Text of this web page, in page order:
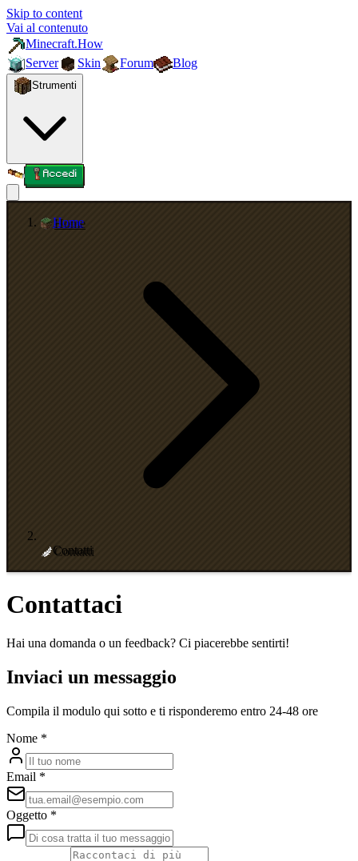
Skip to content
Vai al contenuto
Minecraft.How
Server
Skin Forum Blog
Strumenti
Accedi
Home
Contatti
Contattaci
Hai una domanda o un feedback? Ci piacerebbe sentirti!
Inviaci un messaggio
Compila il modulo qui sotto e ti risponderemo entro 24-48 ore
Nome *
Email *
Oggetto *